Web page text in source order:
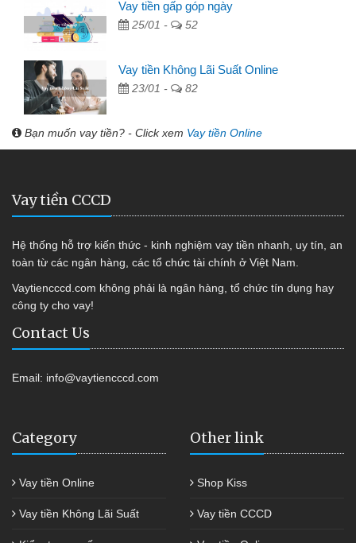
Vay tiền gấp góp ngày
25/01 - 52
Vay tiền Không Lãi Suất Online
23/01 - 82
Bạn muốn vay tiền? - Click xem Vay tiền Online
Vay tiền CCCD
Hệ thống hỗ trợ kiến thức - kinh nghiệm vay tiền nhanh, uy tín, an
toàn từ các ngân hàng, các tổ chức tài chính ở Việt Nam.
Vaytiencccd.com không phải là ngân hàng, tổ chức tín dụng hay
công ty cho vay!
Contact Us
Email: info@vaytiencccd.com
Category
Vay tiền Online
Vay tiền Không Lãi Suất
Other link
Shop Kiss
Vay tiền CCCD